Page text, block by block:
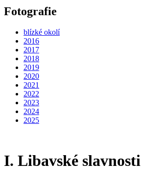
Fotografie
blízké okolí
2016
2017
2018
2019
2020
2021
2022
2023
2024
2025
I. Libavské slavnosti